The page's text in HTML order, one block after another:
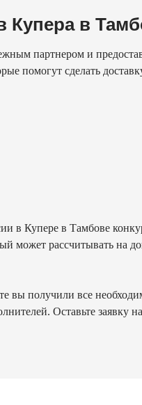
Купера в
партнером и
помогут сделать
в Купере в Тамбове
может рассчитывать на
получили все
Оставьте заявку